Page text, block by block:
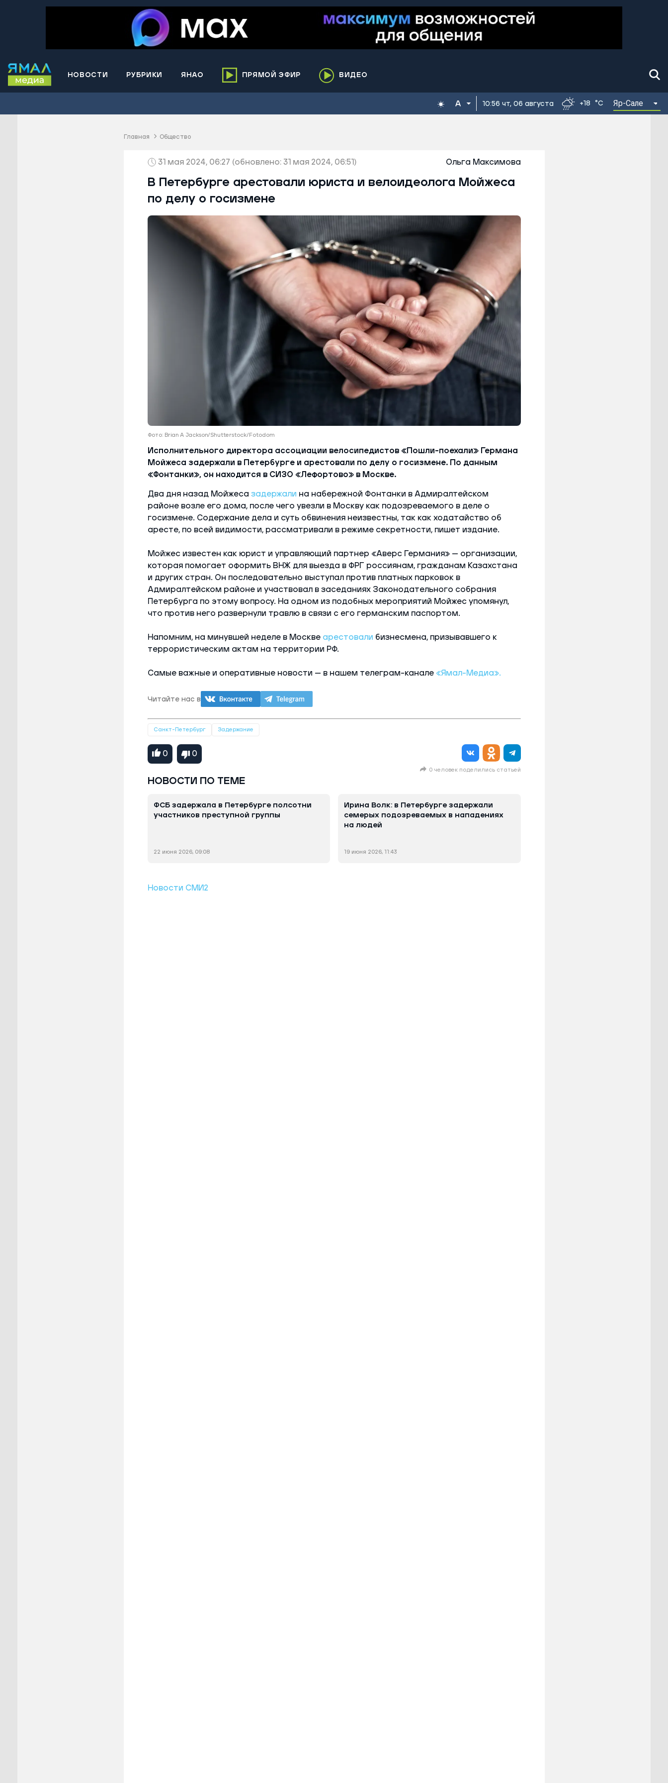
НОВОСТИ РУБРИКИ ЯНАО
район
Муравленко
Новый Уренгой
Ноябрьск
Приуральский район
Пуровский район
Салехард
Тарко-Сале
Тазовский район
Шурышкарский район
ПРЯМОЙ ЭФИР ВИДЕО
10:56 чт, 06 августа +18 °C Яр-Сале
Главная Общество
31 мая 2024, 06:27 (обновлено: 31 мая 2024, 06:51) Ольга Максимова
В Петербурге арестовали юриста и велоидеолога Мойжеса
по делу о госизмене
Фото: Brian A Jackson/Shutterstock/Fotodom
Исполнительного директора ассоциации велосипедистов «Пошли-поехали» Германа
Мойжеса задержали в Петербурге и арестовали по делу о госизмене. По данным
«Фонтанки», он находится в СИЗО «Лефортово» в Москве.
Два дня назад Мойжеса задержали на набережной Фонтанки в Адмиралтейском
районе возле его дома, после чего увезли в Москву как подозреваемого в деле о
госизмене. Содержание дела и суть обвинения неизвестны, так как ходатайство об
аресте, по всей видимости, рассматривали в режиме секретности, пишет издание.
Мойжес известен как юрист и управляющий партнер «Аверс Германия» — организации,
которая помогает оформить ВНЖ для выезда в ФРГ россиянам, гражданам Казахстана
и других стран. Он последовательно выступал против платных парковок в
Адмиралтейском районе и участвовал в заседаниях Законодательного собрания
Петербурга по этому вопросу. На одном из подобных мероприятий Мойжес упомянул,
что против него развернули травлю в связи с его германским паспортом.
Напомним, на минувшей неделе в Москве арестовали бизнесмена, призывавшего к
террористическим актам на территории РФ.
Самые важные и оперативные новости — в нашем телеграм-канале «Ямал-Медиа».
Читайте нас в
Санкт-Петербург Задержание
0 0
0 человек поделились статьей
НОВОСТИ ПО ТЕМЕ
ФСБ задержала в Петербурге полсотни
участников преступной группы
22 июня 2026, 09:08
Ирина Волк: в Петербурге задержали
семерых подозреваемых в нападениях
на людей
19 июня 2026, 11:43
Новости СМИ2